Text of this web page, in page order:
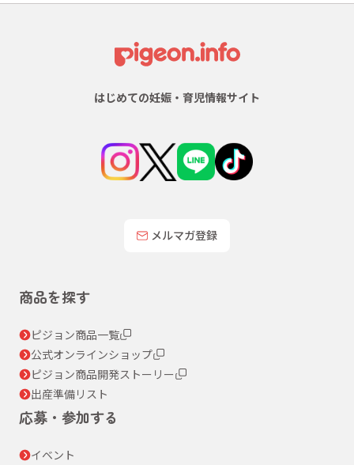
はじめての妊娠・育児情報サイト
メルマガ登録
商品を探す
ピジョン商品一覧
公式オンラインショップ
ピジョン商品開発ストーリー
出産準備リスト
応募・参加する
イベント